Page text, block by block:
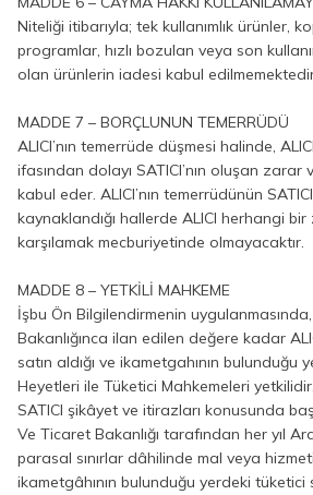
Niteliği itibarıyla; tek kullanımlık ürünler,
programlar, hızlı bozulan veya son
olan ürünlerin iadesi kabul
MADDE 7 – BORÇLUNUN TEMERRÜDÜ
ALICI’nın temerrüde düşmesi halinde,
ifasından dolayı SATICI’nın oluşan zarar
kabul eder. ALICI’nın temerrüdünün
kaynaklandığı hallerde ALICI herhangi
karşılamak mecburiyetinde olmayacaktır.
MADDE 8 – YETKİLİ MAHKEME
İşbu Ön Bilgilendirmenin
Bakanlığınca ilan edilen değere kadar
satın aldığı ve ikametgahının bulunduğu
Heyetleri ile Tüketici Mahkemeleri yetkilidir.
SATICI şikâyet ve itirazları konusunda
Ve Ticaret Bakanlığı tarafından her yıl
parasal sınırlar dâhilinde mal veya
ikametgâhının bulunduğu yerdeki tüketici